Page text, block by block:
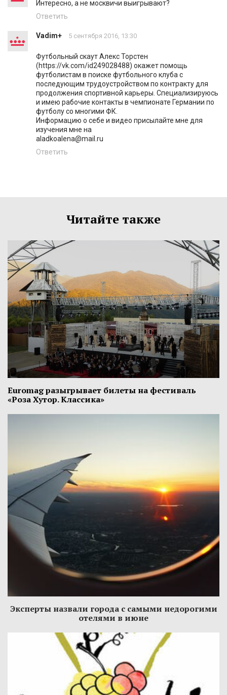
Интересно, а не москвичи выигрывают?
Ответить
Vadim+ 5 сентября 2016, 13:30
Футбольный скаут Алекс Торстен
(https://vk.com/id249028488) окажет помощь
футболистам в поиске футбольного клуба с
последующим трудоустройством по контракту для
продолжения спортивной карьеры. Специализируюсь
и имею рабочие контакты в чемпионате Германии по
футболу со многими ФК.
Информацию о себе и видео присылайте мне для
изучения мне на
aladkoalena@mail.ru
Ответить
Читайте также
Euromag разыгрывает билеты на фестиваль
«Роза Хутор. Классика»
Эксперты назвали города с самыми недорогими
отелями в июне